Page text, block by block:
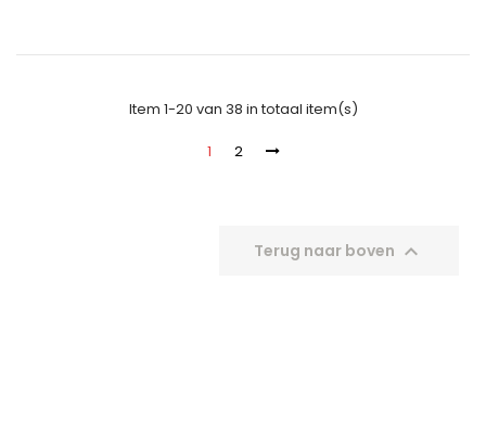
Item 1-20 van 38 in totaal item(s)
1 2
Terug naar boven 